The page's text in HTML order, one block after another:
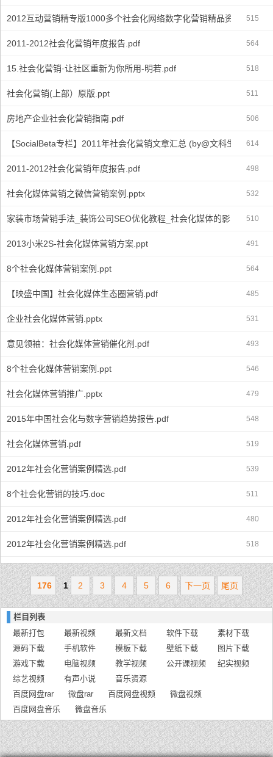
2012互动营销精专版1000多个社会化网络数字化营销精品资料（大锦
515
2011-2012社会化营销年度报告.pdf 564
15.社会化营销·让社区重新为你所用-明若.pdf 518
社会化营销(上部）原版.ppt 511
房地产企业社会化营销指南.pdf 506
【SocialBeta专栏】2011年社会化营销文章汇总 (by@文科生).pdf614
2011-2012社会化营销年度报告.pdf 498
社会化媒体营销之微信营销案例.pptx 532
家装市场营销手法_装饰公司SEO优化教程_社会化媒体的影响.doc
510
2013小米2S-社会化媒体营销方案.ppt 491
8个社会化媒体营销案例.ppt 564
【映盛中国】社会化媒体生态圈营销.pdf 485
企业社会化媒体营销.pptx 531
意见领袖：社会化媒体营销催化剂.pdf 493
8个社会化媒体营销案例.ppt 546
社会化媒体营销推广.pptx 479
2015年中国社会化与数字营销趋势报告.pdf 548
社会化媒体营销.pdf 519
2012年社会化营销案例精选.pdf 539
8个社会化营销的技巧.doc 511
2012年社会化营销案例精选.pdf 480
2012年社会化营销案例精选.pdf 518
176 1 2 3 4 5 6 下一页 尾页
栏目列表
最新打包
最新视频 最新文档 软件下载
素材下载
源码下载
手机软件 模板下载 壁纸下载
图片下载
游戏下载
电脑视频 教学视频 公开课视频
纪实视频
综艺视频
有声小说
音乐资源
百度网盘rar
微盘rar 百度网盘视频
微盘视频
百度网盘音乐
微盘音乐